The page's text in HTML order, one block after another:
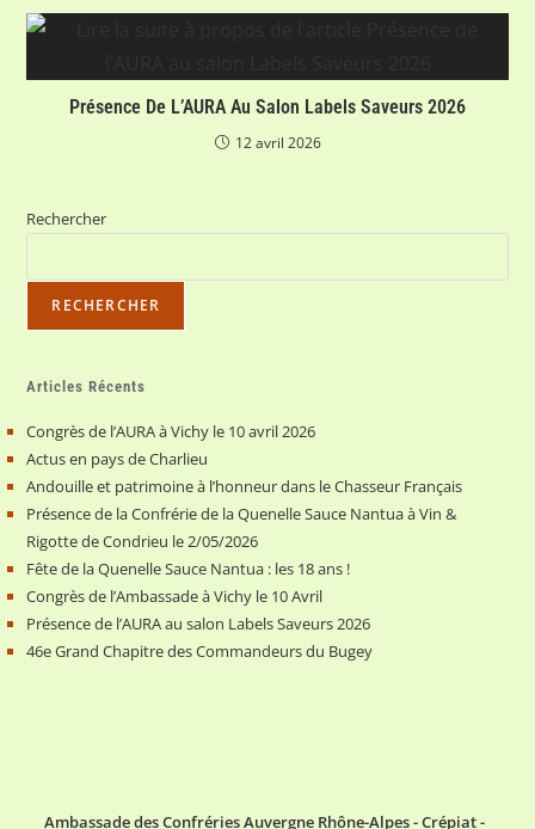
Présence De L’AURA Au Salon Labels Saveurs 2026
12 avril 2026
Rechercher
RECHERCHER
Articles Récents
Congrès de l’AURA à Vichy le 10 avril 2026
Actus en pays de Charlieu
Andouille et patrimoine à l’honneur dans le Chasseur Français
Présence de la Confrérie de la Quenelle Sauce Nantua à Vin &
Rigotte de Condrieu le 2/05/2026
Fête de la Quenelle Sauce Nantua : les 18 ans !
Congrès de l’Ambassade à Vichy le 10 Avril
Présence de l’AURA au salon Labels Saveurs 2026
46e Grand Chapitre des Commandeurs du Bugey
Ambassade des Confréries Auvergne Rhône-Alpes - Crépiat -